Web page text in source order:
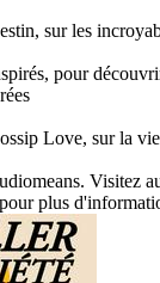
sur les
pour
Love, sur la
Visitez
plus